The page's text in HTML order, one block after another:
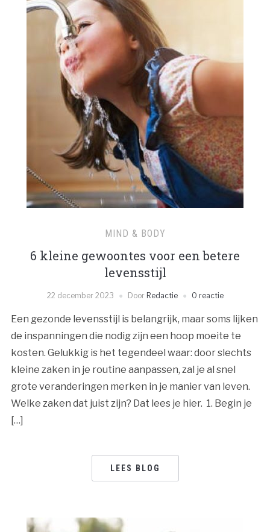
MIND & BODY
6 kleine gewoontes voor een betere
levensstijl
22 december 2023 Door Redactie 0 reactie
Een gezonde levensstijl is belangrijk, maar soms lijken
de inspanningen die nodig zijn een hoop moeite te
kosten. Gelukkig is het tegendeel waar: door slechts
kleine zaken in je routine aanpassen, zal je al snel
grote veranderingen merken in je manier van leven.
Welke zaken dat juist zijn? Dat lees je hier. 1. Begin je
[…]
LEES BLOG